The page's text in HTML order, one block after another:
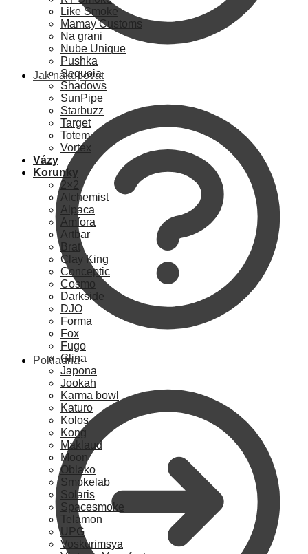
Jak nakupovat
Pokladna
Like Smoke
Mamay Customs
Na grani
Nube Unique
Pushka
Sequoia
Shadows
SunPipe
Starbuzz
Target
Totem
Vortex
Vázy
Korunky
2×2
Alchemist
Alpaca
Amfora
Artbar
Brat
Clay King
Conceptic
Cosmo
Darkside
DJO
Forma
Fox
Fugo
Glina
Japona
Jookah
Karma bowl
Katuro
Kolos
Kong
Maklaud
Moon
Oblako
Smokelab
Solaris
Spacesmoke
Telamon
UPG
Voskurimsya